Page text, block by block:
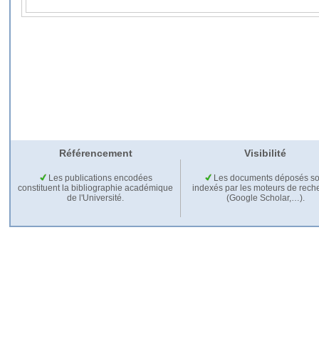
Référencement Visibilité
Les publications encodées
constituent la bibliographie académique
de l'Université.
Les documents déposés
indexés par les moteurs de
(Google Scholar,…).